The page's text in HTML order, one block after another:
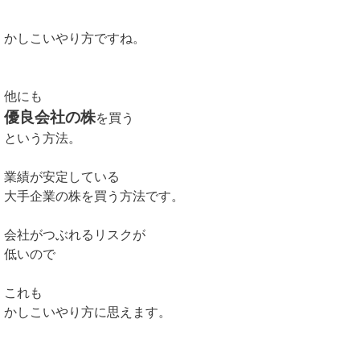
かしこいやり方ですね。
他にも
優良会社の株を買う
という方法。
業績が安定している
大手企業の株を買う方法です。
会社がつぶれるリスクが
低いので
これも
かしこいやり方に思えます。